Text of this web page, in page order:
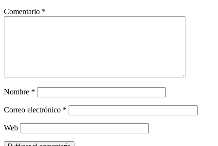
Comentario *
Nombre *
Correo electrónico *
Web